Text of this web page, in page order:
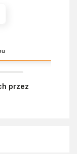
Zespół
przez